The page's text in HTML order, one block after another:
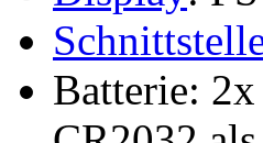
Batterie: